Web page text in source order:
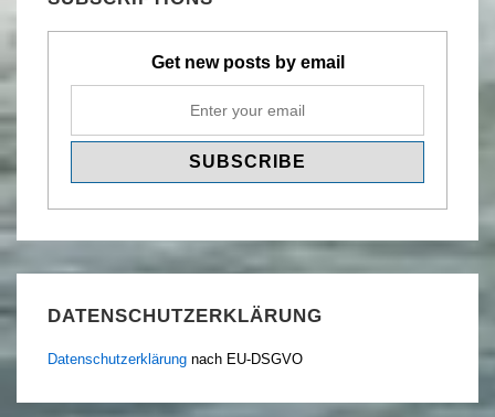
Get new posts by email
DATENSCHUTZERKLÄRUNG
Datenschutzerklärung nach EU-DSGVO